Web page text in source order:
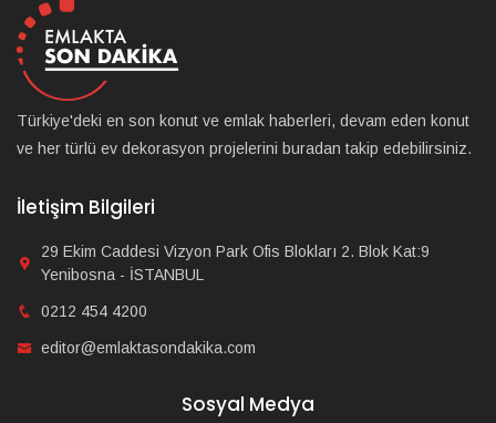
Türkiye'deki en son konut ve emlak haberleri, devam eden konut
ve her türlü ev dekorasyon projelerini buradan takip edebilirsiniz.
İletişim Bilgileri
29 Ekim Caddesi Vizyon Park Ofis Blokları 2. Blok Kat:9
Yenibosna - İSTANBUL
0212 454 4200
editor@emlaktasondakika.com
Sosyal Medya